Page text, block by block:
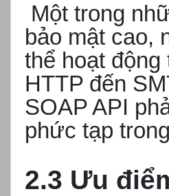
Một trong
bảo mật cao,
thể hoạt
HTTP đến
SOAP API
phức tạp
2.3 Ưu